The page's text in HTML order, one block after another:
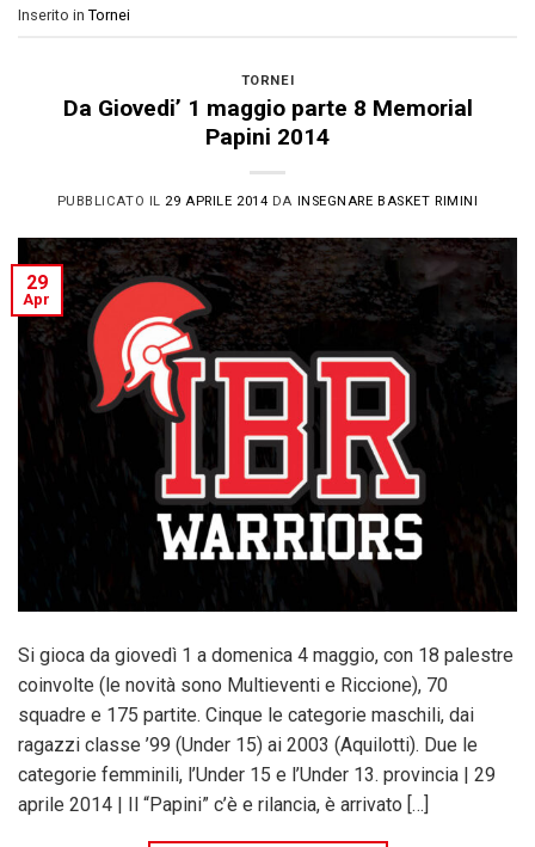
Inserito in Tornei
TORNEI
Da Giovedi’ 1 maggio parte 8 Memorial
Papini 2014
PUBBLICATO IL 29 APRILE 2014 DA INSEGNARE BASKET RIMINI
29
Apr
Si gioca da giovedì 1 a domenica 4 maggio, con 18 palestre
coinvolte (le novità sono Multieventi e Riccione), 70
squadre e 175 partite. Cinque le categorie maschili, dai
ragazzi classe ’99 (Under 15) ai 2003 (Aquilotti). Due le
categorie femminili, l’Under 15 e l’Under 13. provincia | 29
aprile 2014 | Il “Papini” c’è e rilancia, è arrivato […]